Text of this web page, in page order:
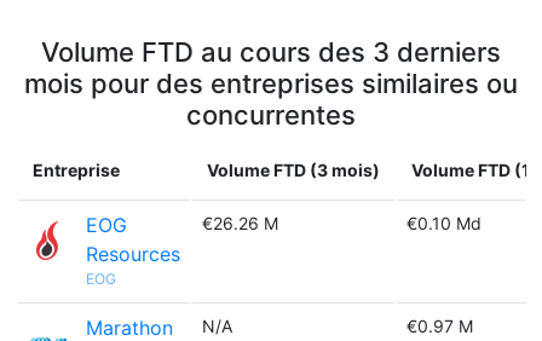
Volume FTD au cours des 3 derniers
mois pour des entreprises similaires ou
concurrentes
Entreprise Volume FTD (3 mois) Volume FTD (1
EOG
Resources
EOG
€26.26 M €0.10 Md
Marathon
N/A €0.97 M